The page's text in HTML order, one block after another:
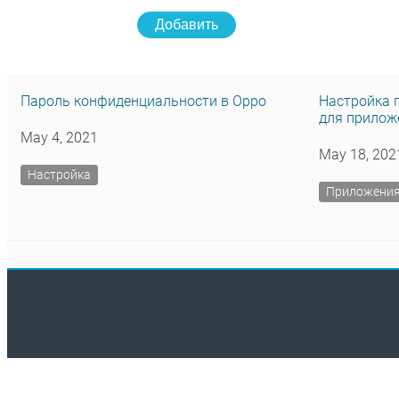
Добавить
Пароль конфиденциальности в Oppo
May 4, 2021
Настройка
Настройка
для
May 18,